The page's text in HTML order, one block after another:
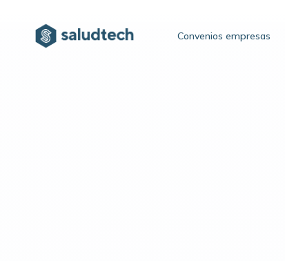
Convenios empresas